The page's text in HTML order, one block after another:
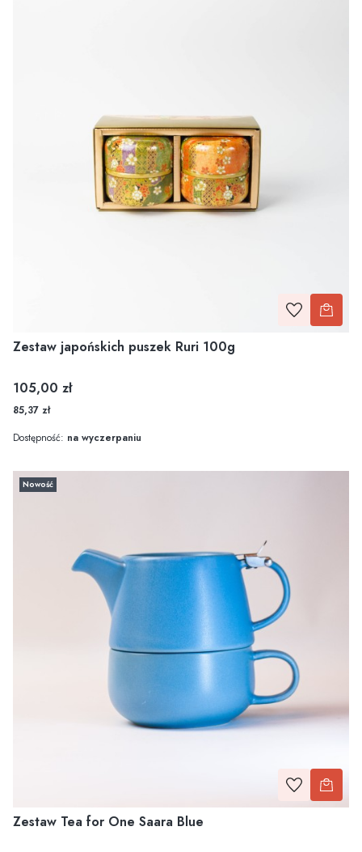
Zestaw japońskich puszek Ruri 100g
Cena
105,00 zł
85,37 zł
Dostępność: na wyczerpaniu
Nowość
Zestaw Tea for One Saara Blue